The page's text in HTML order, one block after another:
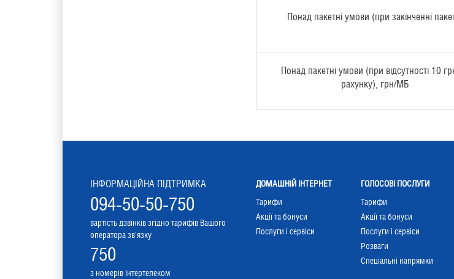
Понад пакетні умови (при закінченні
Понад пакетні умови (при відсутності 10
рахунку), грн/МБ
ІНФОРМАЦІЙНА ПІДТРИМКА
094-50-50-750
вартість дзвінків згідно тарифів Вашого
оператора зв'язку
750
з номерів Інтертелеком
ДОМАШНІЙ ІНТЕРНЕТ
Тарифи
Акції та бонуси
Послуги і сервіси
ГОЛОСОВІ ПОСЛУГИ
Тарифи
Акції та бонуси
Послуги і сервіси
Розваги
Cпеціальні напрямки